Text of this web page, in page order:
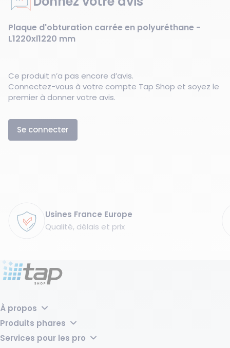
Plaque d'obturation carrée en polyuréthane -
L1220xl1220 mm
Ce produit n’a pas encore d’avis.
Connectez-vous à votre compte Tap Shop et soyez le
premier à donner votre avis.
Se connecter
Usines France Europe
Qualité, délais et prix
À propos
Pourquoi choisir TAP Shop ?
Tap Groupe
Produits phares
Transpalette manuel laqué – 2500 kg, fourches 540 mm
Bac de rétention acier pour 2 fûts avec caillebotis - 220 litres
Services pour les pro